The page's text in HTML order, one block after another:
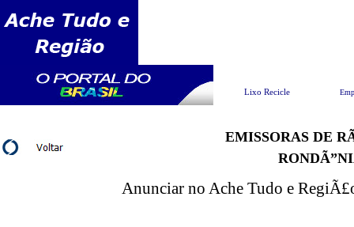
Lixo Recicle
EMISSORAS DE
Anunciar no Ache Tudo e